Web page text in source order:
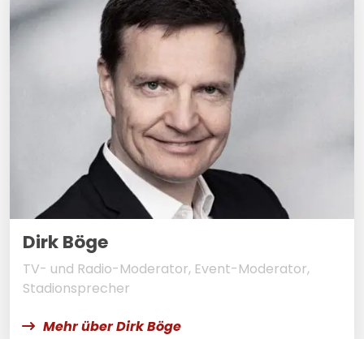
Dirk Böge
TV- und Radio-Moderator, Event-Moderator,
Stadionsprecher
Mehr über Dirk Böge